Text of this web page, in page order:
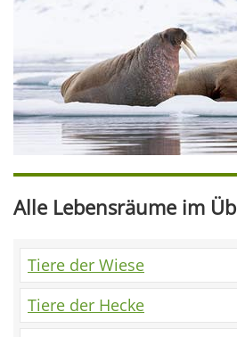
Alle Lebensräume im
Tiere der Wiese
Tiere der Hecke